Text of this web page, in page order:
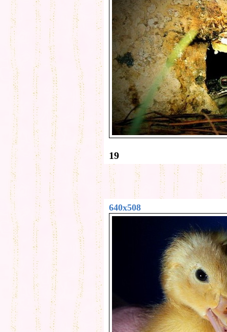
19
640x508